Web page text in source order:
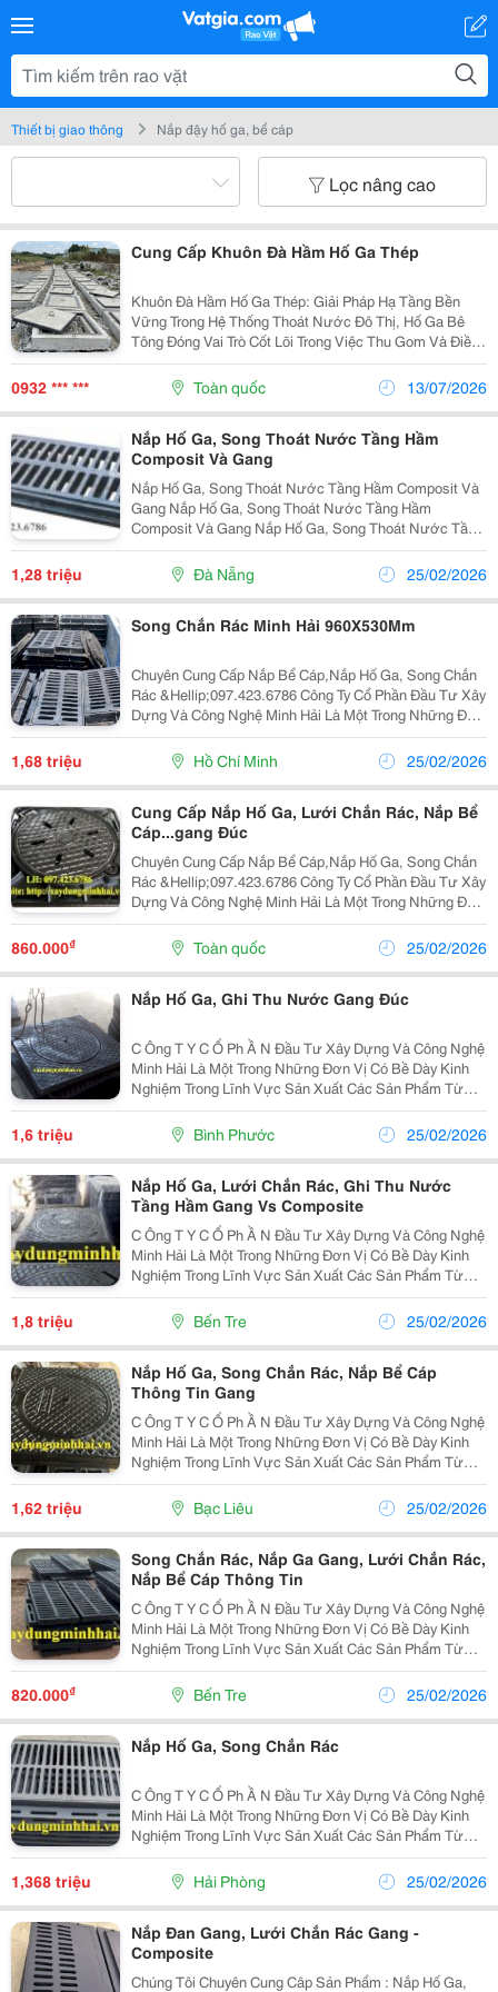
Thiết bị giao thông Nắp đậy hố ga, bể cáp
Lọc nâng cao
Cung Cấp Khuôn Đà Hầm Hố Ga Thép
Khuôn Đà Hầm Hố Ga Thép: Giải Pháp Hạ Tầng Bền
Vững Trong Hệ Thống Thoát Nước Đô Thị, Hố Ga Bê
Tông Đóng Vai Trò Cốt Lõi Trong Việc Thu Gom Và Điều
Tiết Dòng Chảy Nước Mưa, Nước Thải. Để Kiến Tạo
Nên Một Công Trình Bền Bỉ, Chịu Tải Tốt, Công Đoạn...
0932 *** *** Toàn quốc 13/07/2026
Nắp Hố Ga, Song Thoát Nước Tầng Hầm
Composit Và Gang
Nắp Hố Ga, Song Thoát Nước Tầng Hầm Composit Và
Gang Nắp Hố Ga, Song Thoát Nước Tầng Hầm
Composit Và Gang Nắp Hố Ga, Song Thoát Nước Tầng
Hầm Composit Và Gang Nắp Hố Ga, Song Thoát Nước
Tầng Hầm Composit Và Gang Nắp Hố Ga, Song Thoát
Nước...
1,28 triệu Đà Nẵng 25/02/2026
Song Chắn Rác Minh Hải 960X530Mm
Chuyên Cung Cấp Nắp Bể Cáp,Nắp Hố Ga, Song Chắn
Rác &Hellip;097.423.6786 Công Ty Cổ Phần Đầu Tư Xây
Dựng Và Công Nghệ Minh Hải Là Một Trong Những Đơn
Vị Có Bề Dày Kinh Nghiệm Trong Lĩnh Vực Sản Xuất
Các Sản Phẩm Từ Gang Cầu, Gang Xám Như: Nắp B
1,68 triệu Hồ Chí Minh 25/02/2026
Cung Cấp Nắp Hố Ga, Lưới Chắn Rác, Nắp Bể
Cáp...gang Đúc
Chuyên Cung Cấp Nắp Bể Cáp,Nắp Hố Ga, Song Chắn
Rác &Hellip;097.423.6786 Công Ty Cổ Phần Đầu Tư Xây
Dựng Và Công Nghệ Minh Hải Là Một Trong Những Đơn
Vị Có Bề Dày Kinh Nghiệm Trong Lĩnh Vực Sản Xuất
Các Sản Phẩm Từ Gang Cầu, Gang Xám Như: Nắp
860.000₫ Toàn quốc 25/02/2026
Nắp Hố Ga, Ghi Thu Nước Gang Đúc
C Ông T Y C Ổ Ph Ầ N Đầu Tư Xây Dựng Và Công Nghệ
Minh Hải Là Một Trong Những Đơn Vị Có Bề Dày Kinh
Nghiệm Trong Lĩnh Vực Sản Xuất Các Sản Phẩm Từ
Gang Cầu, Gang Xám Như: Nắp Bể Cáp , Nắp Hố Ga,
Song Chắn Rác &Hellip; Phục Vụ Cho Các Công Trình
1,6 triệu Bình Phước 25/02/2026
Nắp Hố Ga, Lưới Chắn Rác, Ghi Thu Nước
Tầng Hầm Gang Vs Composite
C Ông T Y C Ổ Ph Ầ N Đầu Tư Xây Dựng Và Công Nghệ
Minh Hải Là Một Trong Những Đơn Vị Có Bề Dày Kinh
Nghiệm Trong Lĩnh Vực Sản Xuất Các Sản Phẩm Từ
Gang Cầu, Gang Xám Như: Nắp Bể Cáp , Nắp Hố Ga,
Song Chắn Rác &Hellip; Phục Vụ Cho Các Công Trình
1,8 triệu Bến Tre 25/02/2026
Nắp Hố Ga, Song Chắn Rác, Nắp Bể Cáp
Thông Tin Gang
C Ông T Y C Ổ Ph Ầ N Đầu Tư Xây Dựng Và Công Nghệ
Minh Hải Là Một Trong Những Đơn Vị Có Bề Dày Kinh
Nghiệm Trong Lĩnh Vực Sản Xuất Các Sản Phẩm Từ
Gang Cầu, Gang Xám Như: Nắp Bể Cáp , Nắp Hố Ga,
Song Chắn Rác &Hellip; Phục Vụ Cho Các Công Trình
1,62 triệu Bạc Liêu 25/02/2026
Song Chắn Rác, Nắp Ga Gang, Lưới Chắn Rác,
Nắp Bể Cáp Thông Tin
C Ông T Y C Ổ Ph Ầ N Đầu Tư Xây Dựng Và Công Nghệ
Minh Hải Là Một Trong Những Đơn Vị Có Bề Dày Kinh
Nghiệm Trong Lĩnh Vực Sản Xuất Các Sản Phẩm Từ
Gang Cầu, Gang Xám Như: Nắp Bể Cáp , Nắp Hố Ga,
Song Chắn Rác &Hellip; Phục Vụ Cho Các Công Trình
820.000₫ Bến Tre 25/02/2026
Nắp Hố Ga, Song Chắn Rác
C Ông T Y C Ổ Ph Ầ N Đầu Tư Xây Dựng Và Công Nghệ
Minh Hải Là Một Trong Những Đơn Vị Có Bề Dày Kinh
Nghiệm Trong Lĩnh Vực Sản Xuất Các Sản Phẩm Từ
Gang Cầu, Gang Xám Như: Nắp Bể Cáp , Nắp Hố Ga,
Song Chắn Rác &Hellip; Phục Vụ Cho Các Công Trình
1,368 triệu Hải Phòng 25/02/2026
Nắp Đan Gang, Lưới Chắn Rác Gang -
Composite
Chúng Tôi Chuyên Cung Câp Sản Phẩm : Nắp Hố Ga,